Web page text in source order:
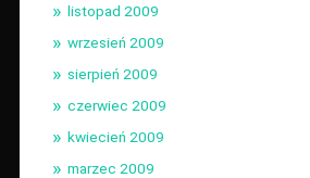
listopad 2009
wrzesień 2009
sierpień 2009
czerwiec 2009
kwiecień 2009
marzec 2009